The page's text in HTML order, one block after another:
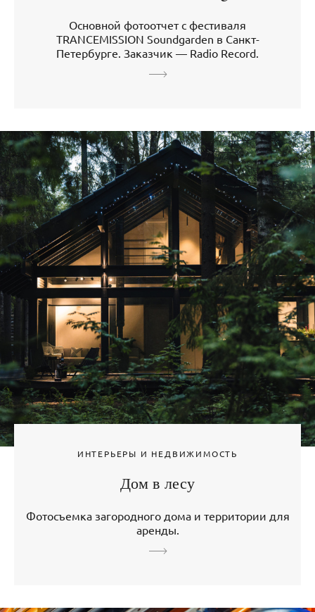
Основной фотоотчет с фестиваля
TRANCEMISSION Soundgarden в Санкт-
Петербурге. Заказчик — Radio Record.
ИНТЕРЬЕРЫ И НЕДВИЖИМОСТЬ
Дом в лесу
Фотосъемка загородного дома и территории для
аренды.